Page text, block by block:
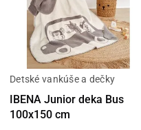
Detské vankúše a dečky
IBENA Junior deka Bus
100x150 cm